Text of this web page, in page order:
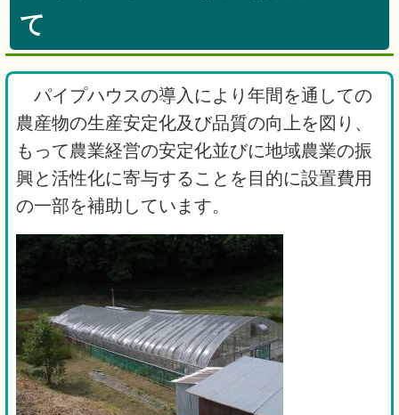
て
パイプハウスの導入により年間を通しての
農産物の生産安定化及び品質の向上を図り、
もって農業経営の安定化並びに地域農業の振
興と活性化に寄与することを目的に設置費用
の一部を補助しています。